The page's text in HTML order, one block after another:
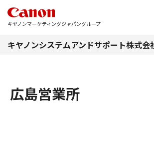
キヤノンマーケティングジャパングループ
キヤノンシステムアンドサポート株式会
広島営業所